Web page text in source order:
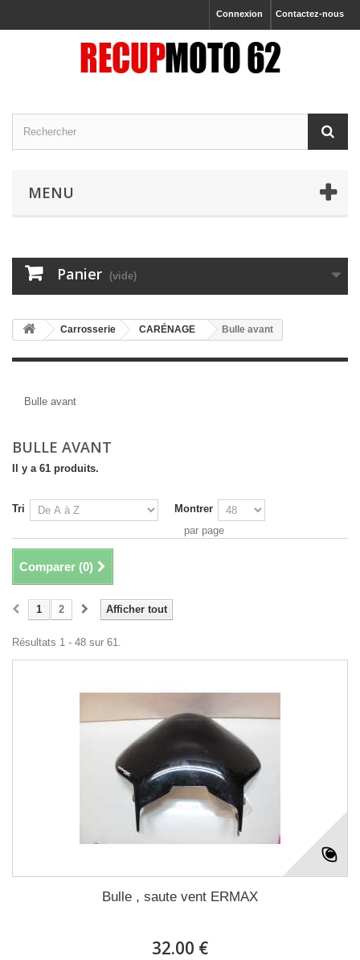
Contactez-nous
Connexion
MENU
Panier (vide)
Carrosserie CARÉNAGE Bulle avant
Bulle avant
BULLE AVANT
Il y a 61 produits.
Tri
Montrer
par page
Comparer (0)
Afficher tout
1 2
Résultats 1 - 48 sur 61.
Bulle , saute vent ERMAX
32.00 €